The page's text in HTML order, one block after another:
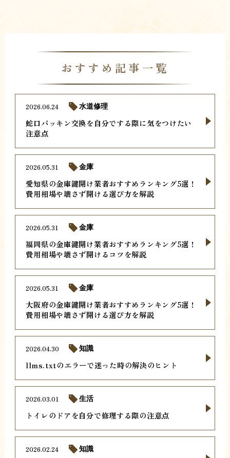
おすすめ記事一覧
蛇口パッキン交換を自分でする際に気をつけたい
注意点
2026.06.24 水道修理
愛知県の金庫鍵開け業者おすすめランキング5選！
費用相場や壊さず開ける選び方を解説
2026.05.31 金庫
福岡県の金庫鍵開け業者おすすめランキング5選！
費用相場や壊さず開けるコツを解説
2026.05.31 金庫
大阪府の金庫鍵開け業者おすすめランキング5選！
費用相場や壊さず開ける選び方を解説
2026.05.31 金庫
llms.txtのエラーで迷った時の解決のヒント
2026.04.30 知識
トイレのドアを自分で修理する際の注意点
2026.03.01 生活
2026.02.24 知識